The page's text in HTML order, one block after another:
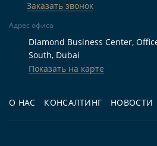
аренды?
Можно ли получить Golden
Выбор между двумя
договора, а не с оценки
О НАС КОНСАЛТИНГ НОВОСТИ
Заказать звонок
Адрес офиса
Diamond Business Center,
South, Dubai
Показать на карте